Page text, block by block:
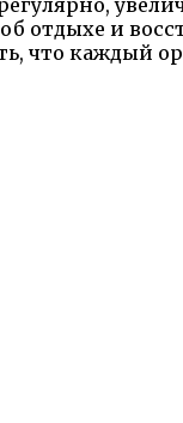
отдыхе и
что каждый